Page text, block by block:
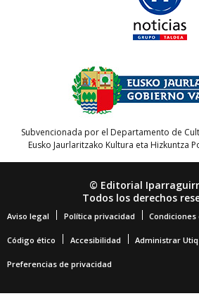
Subvencionada por el Departamento de
Eusko Jaurlaritzako Kultura eta Hizkuntza
© Editorial
Todos los derechos
Aviso legal Política privacidad Condiciones
Código ético Accesibilidad Administrar Utiq
Preferencias de privacidad